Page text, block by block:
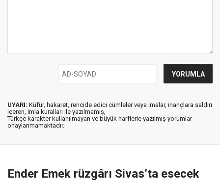
UYARI: Küfür, hakaret, rencide edici cümleler veya imalar, inançlara saldırı
içeren, imla kuralları ile yazılmamış,
Türkçe karakter kullanılmayan ve büyük harflerle yazılmış yorumlar
onaylanmamaktadır.
Ender Emek rüzgârı Sivas’ta esecek